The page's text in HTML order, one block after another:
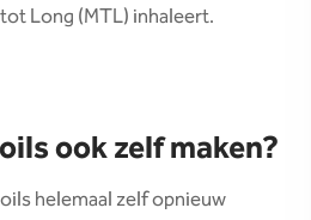
Long (MTL) inhaleert.
ook zelf maken?
helemaal zelf opnieuw